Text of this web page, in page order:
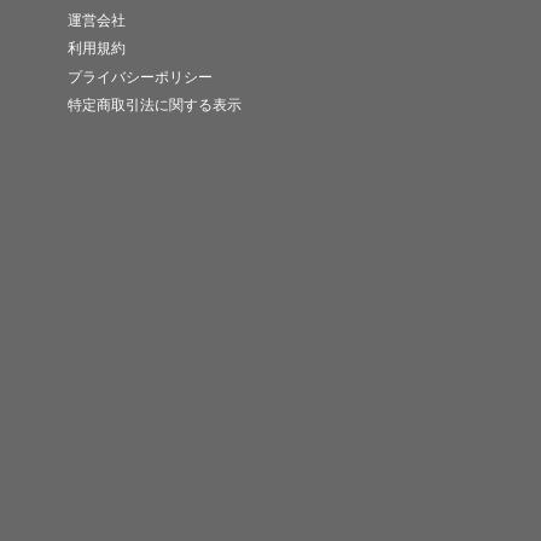
運営会社
利用規約
プライバシーポリシー
特定商取引法に関する表示